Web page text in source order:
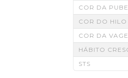
COR DA
COR DO HILO
COR DA
HÁBITO
STS